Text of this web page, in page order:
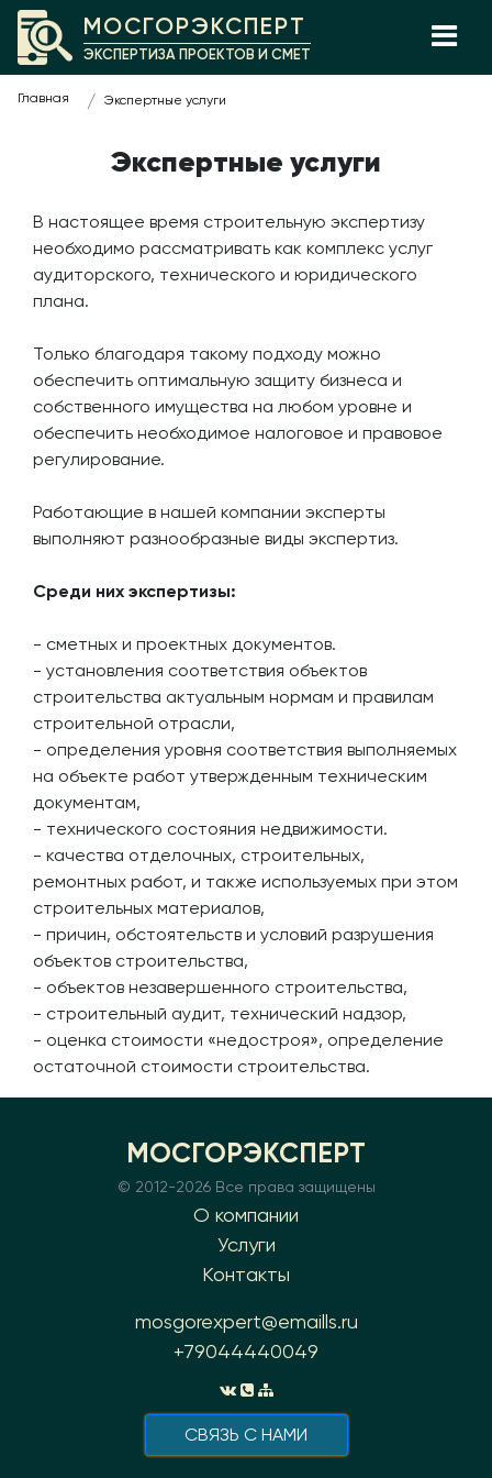
МОСГОРЭКСПЕРТ
ЭКСПЕРТИЗА ПРОЕКТОВ И СМЕТ
Главная Экспертные услуги
Экспертные услуги
В настоящее время строительную экспертизу
необходимо рассматривать как комплекс услуг
аудиторского, технического и юридического
плана.
Только благодаря такому подходу можно
обеспечить оптимальную защиту бизнеса и
собственного имущества на любом уровне и
обеспечить необходимое налоговое и правовое
регулирование.
Работающие в нашей компании эксперты
выполняют разнообразные виды экспертиз.
Среди них экспертизы:
- сметных и проектных документов.
- установления соответствия объектов
строительства актуальным нормам и правилам
строительной отрасли,
- определения уровня соответствия выполняемых
на объекте работ утвержденным техническим
документам,
- технического состояния недвижимости.
- качества отделочных, строительных,
ремонтных работ, и также используемых при этом
строительных материалов,
- причин, обстоятельств и условий разрушения
объектов строительства,
- объектов незавершенного строительства,
- строительный аудит, технический надзор,
- оценка стоимости «недостроя», определение
остаточной стоимости строительства.
МОСГОРЭКСПЕРТ
© 2012-2026 Все права защищены
О компании
Услуги
Контакты
mosgorexpert@emaills.ru
+79044440049
CВЯЗЬ С НАМИ